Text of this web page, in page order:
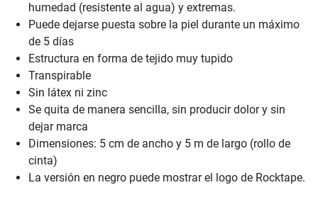
humedad (resistente al agua) y extremas.
Puede dejarse puesta sobre la piel durante un máximo
de 5 días
Estructura en forma de tejido muy tupido
Transpirable
Sin látex ni zinc
Se quita de manera sencilla, sin producir dolor y sin
dejar marca
Dimensiones: 5 cm de ancho y 5 m de largo (rollo de
cinta)
La versión en negro puede mostrar el logo de Rocktape.